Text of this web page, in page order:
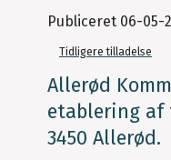
Publiceret 06-05-
Tidligere tilladelse
Allerød
etablering af
3450 Allerød.